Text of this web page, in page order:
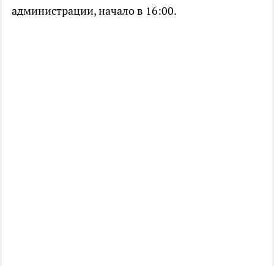
администрации, начало в 16:00.